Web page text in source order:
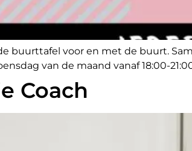
buurttafel voor en met de buurt.
van de maand vanaf 18:00-
Coach